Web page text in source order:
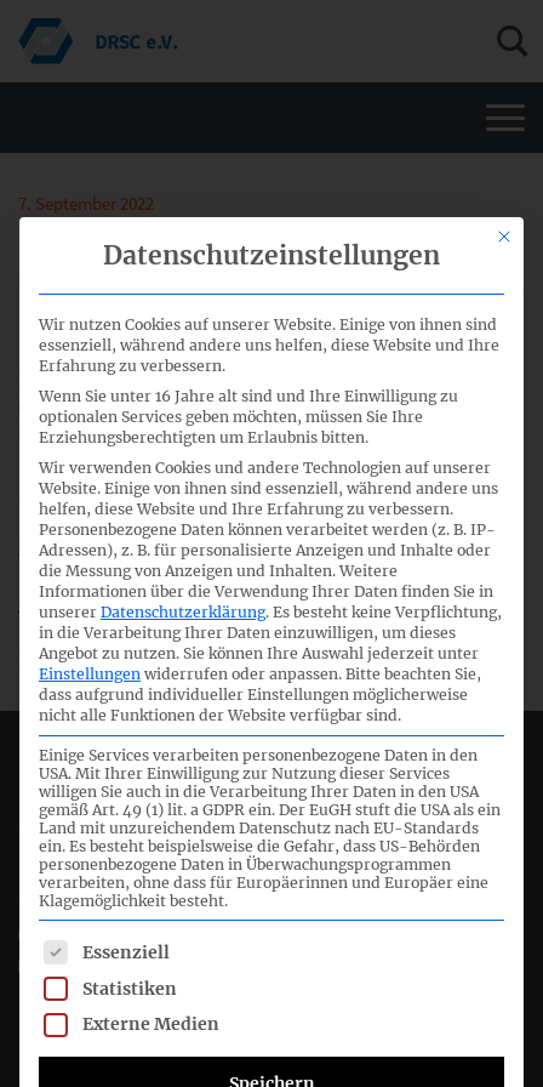
7. September 2022
Fachausschuss-Sitzungen im
Dezember 2022 – Sitzungspapiere
Die meisten Papiere für den öffentlichen Teil der Sitzungen
der Fachausschüsse am 12. und 13. Dezember 2022 stehen
zum Download bereit.
31. Sitzung Gemeinsamer Fachausschuss
12. Sitzung FA Nachhaltigkeitsberichterstattung
12. Sitzung FA Finanzberichterstattung
Die noch fehlenden Unterlagen folgen.
Deutsches Rechnungslegungs Standards Committee e.V.
Joachimsthaler Str. 34
10719 Berlin
+49 (0)30 20 64 12 - 0
+49 (0)30 20 64 12 - 15
info@drsc.de
Folgen Sie dem DRSC
Mit
Datenschutzeinstellungen
Wir nutzen Cookies auf unserer Website. Einige von ihnen sind
essenziell, während andere uns helfen, diese Website und Ihre
Erfahrung zu verbessern.
Wenn Sie unter 16 Jahre alt sind und Ihre Einwilligung zu
optionalen Services geben möchten, müssen Sie Ihre
Erziehungsberechtigten um Erlaubnis bitten.
Wir verwenden Cookies und andere Technologien auf unserer
Website. Einige von ihnen sind essenziell, während andere uns
helfen, diese Website und Ihre Erfahrung zu verbessern.
Personenbezogene Daten können verarbeitet werden (z. B. IP-
Adressen), z. B. für personalisierte Anzeigen und Inhalte oder
die Messung von Anzeigen und Inhalten. Weitere
Informationen über die Verwendung Ihrer Daten finden Sie in
unserer Datenschutzerklärung. Es besteht keine Verpflichtung,
in die Verarbeitung Ihrer Daten einzuwilligen, um dieses
Angebot zu nutzen. Sie können Ihre Auswahl jederzeit unter
Einstellungen widerrufen oder anpassen. Bitte beachten Sie,
dass aufgrund individueller Einstellungen möglicherweise
nicht alle Funktionen der Website verfügbar sind.
Einige Services verarbeiten personenbezogene Daten in den
USA. Mit Ihrer Einwilligung zur Nutzung dieser Services
willigen Sie auch in die Verarbeitung Ihrer Daten in den USA
gemäß Art. 49 (1) lit. a GDPR ein. Der EuGH stuft die USA als ein
Land mit unzureichendem Datenschutz nach EU-Standards
ein. Es besteht beispielsweise die Gefahr, dass US-Behörden
personenbezogene Daten in Überwachungsprogrammen
verarbeiten, ohne dass für Europäerinnen und Europäer eine
Klagemöglichkeit besteht.
Es folgt eine Liste der Service-Gruppen, für die eine
Essenziell
Statistiken
Externe Medien